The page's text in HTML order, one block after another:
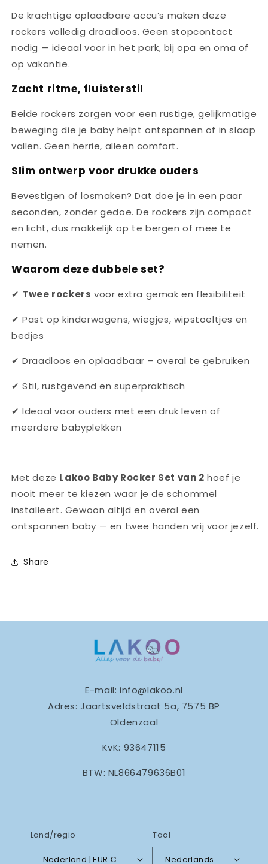
De krachtige oplaadbare accu’s maken deze
rockers volledig draadloos. Geen stopcontact
nodig — ideaal voor in het park, bij opa en oma of
op vakantie.
Zacht ritme, fluisterstil
Beide rockers zorgen voor een rustige, gelijkmatige
beweging die je baby helpt ontspannen of in slaap
vallen. Geen herrie, alleen comfort.
Slim ontwerp voor drukke ouders
Bevestigen of losmaken? Dat doe je in een paar
seconden, zonder gedoe. De rockers zijn compact
en licht, dus makkelijk op te bergen of mee te
nemen.
Waarom deze dubbele set?
✔ Twee rockers voor extra gemak en flexibiliteit
✔ Past op kinderwagens, wiegjes, wipstoeltjes en
bedjes
✔ Draadloos en oplaadbaar – overal te gebruiken
✔ Stil, rustgevend en superpraktisch
✔ Ideaal voor ouders met een druk leven of
meerdere babyplekken
Met deze Lakoo Baby Rocker Set van 2 hoef je
nooit meer te kiezen waar je de schommel
installeert. Gewoon altijd en overal een
ontspannen baby — en twee handen vrij voor jezelf.
Share
E-mail: info@lakoo.nl
Adres: Jaartsveldstraat 5a, 7575 BP
Oldenzaal
KvK: 93647115
BTW: NL866479636B01
Land/regio
Nederland | EUR €
Taal
Nederlands